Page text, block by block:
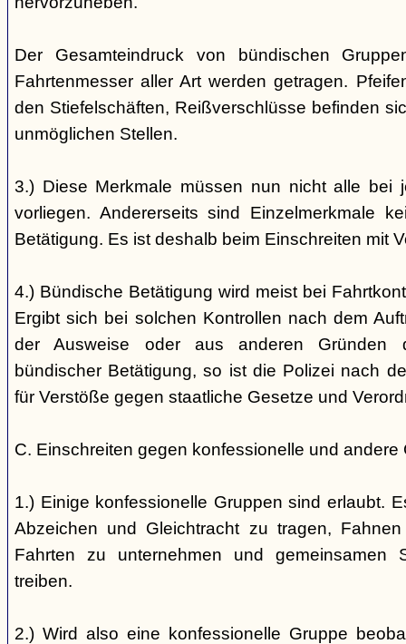
Der Gesamteindruck von bündischen
Fahrtenmesser aller Art werden getragen.
den Stiefelschäften, Reißverschlüsse befinden
unmöglichen Stellen.
3.) Diese Merkmale müssen nun nicht alle bei
vorliegen. Andererseits sind Einzelmerkmale
Betätigung. Es ist deshalb beim Einschreiten mit
4.) Bündische Betätigung wird meist bei
Ergibt sich bei solchen Kontrollen nach dem
der Ausweise oder aus anderen Gründen
bündischer Betätigung, so ist die Polizei nach
für Verstöße gegen staatliche Gesetze und
C. Einschreiten gegen konfessionelle und andere
1.) Einige konfessionelle Gruppen sind erlaubt.
Abzeichen und Gleichtracht zu tragen,
Fahrten zu unternehmen und gemeinsamen
treiben.
2.) Wird also eine konfessionelle Gruppe